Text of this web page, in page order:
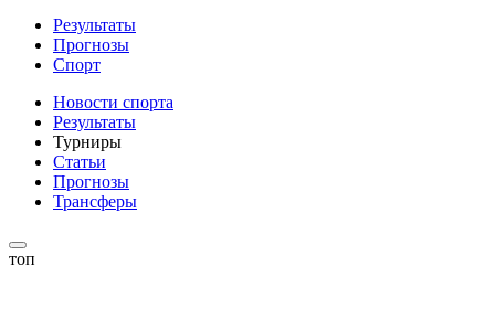
Результаты
Прогнозы
Спорт
Новости спорта
Результаты
Турниры
Статьи
Прогнозы
Трансферы
топ